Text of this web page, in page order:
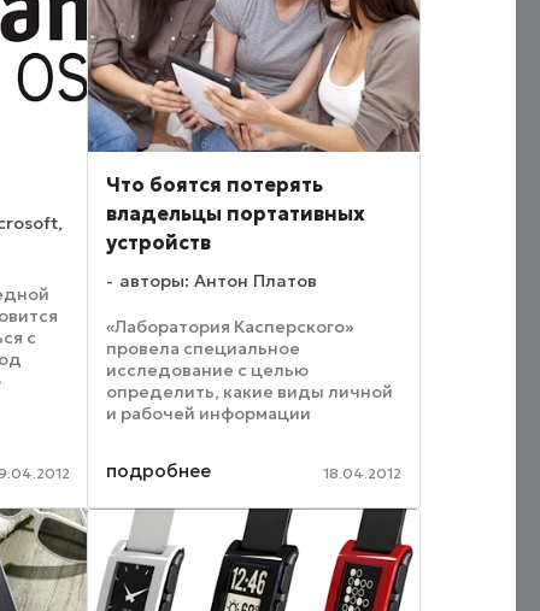
с
Что боятся потерять
владельцы портативных
устройств
авторы: Антон Платов
«Лаборатория Касперского»
провела специальное
исследование с целью
определить, какие виды личной
и рабочей информации
устройствах. Как выяснилось,
контента на смартфонах, ...
подробнее 18.04.2012